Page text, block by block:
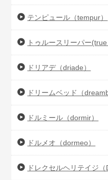
テンピュール（tempur）
トゥルースリーパー
ドリアデ（driade）
ドリームベッド（
ドルミール（dormir）
ドルメオ（dormeo）
ドレクセルヘリテイジ（